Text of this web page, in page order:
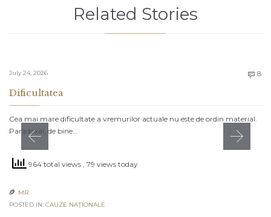
Related Stories
July 24, 2026  8
Dificultatea
Cea mai mare dificultate a vremurilor actuale nu este de ordin material.
Paradoxal, de bine…
964 total views , 79 views today
 MR
POSTED IN: CAUZE NAŢIONALE